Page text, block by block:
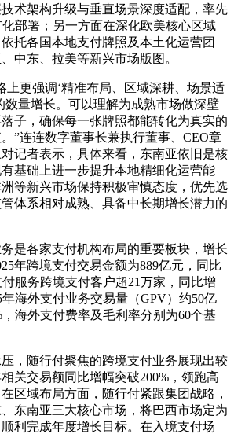
术架构升级与垂直场景深度适配，率先
部署；另一方面在深化欧美核心区域
托各国本地支付牌照及本土化运营团
中东、拉美等新兴市场版图。
上更强调‘精准布局、区域深耕、场景适
数量增长。可以理解为成熟市场做深壁
子，确保每一张牌照都能转化为真实的
”连连数字董事长兼执行董事、CEO章
记者表示，具体来看，东南亚依旧是核
基础上进一步提升本地精细化运营能
等新兴市场保持积极审慎态度，优先选
体系相对成熟、具备中长期增长潜力的
是各家支付机构布局的重要板块，增长
年跨境支付交易金额为889亿元，同比
服务跨境支付客户超21万家，同比增
年海外支付业务交易量（GPV）约50亿
海外支付费率及毛利率分别为60个基
，随行付聚焦的跨境支付业务展现出较
关交易额同比增幅突破200%，领跑高
区域布局方面，随行付紧跟集团战略，
东南亚三大核心市场，将巴西市场定为
利完成年度增长目标。在入境支付场